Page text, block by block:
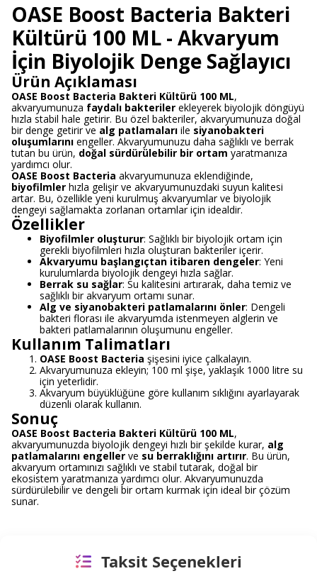
OASE Boost Bacteria Bakteri
Kültürü 100 ML - Akvaryum
İçin Biyolojik Denge Sağlayıcı
Ürün Açıklaması
OASE Boost Bacteria Bakteri Kültürü 100 ML,
akvaryumunuza faydalı bakteriler ekleyerek biyolojik döngüyü
hızla stabil hale getirir. Bu özel bakteriler, akvaryumunuza doğal
bir denge getirir ve alg patlamaları ile siyanobakteri
oluşumlarını engeller. Akvaryumunuzu daha sağlıklı ve berrak
tutan bu ürün, doğal sürdürülebilir bir ortam yaratmanıza
yardımcı olur.
OASE Boost Bacteria akvaryumunuza eklendiğinde,
biyofilmler hızla gelişir ve akvaryumunuzdaki suyun kalitesi
artar. Bu, özellikle yeni kurulmuş akvaryumlar ve biyolojik
dengeyi sağlamakta zorlanan ortamlar için idealdir.
Özellikler
Biyofilmler oluşturur: Sağlıklı bir biyolojik ortam için
gerekli biyofilmleri hızla oluşturan bakteriler içerir.
Akvaryumu başlangıçtan itibaren dengeler: Yeni
kurulumlarda biyolojik dengeyi hızla sağlar.
Berrak su sağlar: Su kalitesini artırarak, daha temiz ve
sağlıklı bir akvaryum ortamı sunar.
Alg ve siyanobakteri patlamalarını önler: Dengeli
bakteri florası ile akvaryumda istenmeyen alglerin ve
bakteri patlamalarının oluşumunu engeller.
Kullanım Talimatları
OASE Boost Bacteria şişesini iyice çalkalayın.
Akvaryumunuza ekleyin; 100 ml şişe, yaklaşık 1000 litre su
için yeterlidir.
Akvaryum büyüklüğüne göre kullanım sıklığını ayarlayarak
düzenli olarak kullanın.
Sonuç
OASE Boost Bacteria Bakteri Kültürü 100 ML,
akvaryumunuzda biyolojik dengeyi hızlı bir şekilde kurar, alg
patlamalarını engeller ve su berraklığını artırır. Bu ürün,
akvaryum ortamınızı sağlıklı ve stabil tutarak, doğal bir
ekosistem yaratmanıza yardımcı olur. Akvaryumunuzda
sürdürülebilir ve dengeli bir ortam kurmak için ideal bir çözüm
sunar.
Taksit Seçenekleri